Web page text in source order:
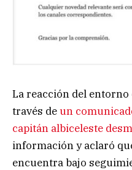
La reacción del entorno
través deun
capitán albiceleste
información y aclaró
encuentra bajo